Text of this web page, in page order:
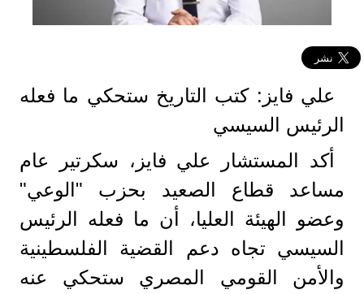
علي فايز: كتب التاريخ ستحكي ما فعله
الرئيس السيسي
أكد المستشار علي فايز، سكرتير عام
مساعد قطاع الصعيد بحزب "الوعي"
وعضو الهيئة العليا، أن ما فعله الرئيس
السيسي تجاه دعم القضية الفلسطينية
والأمن القومي المصري ستحكي عنه